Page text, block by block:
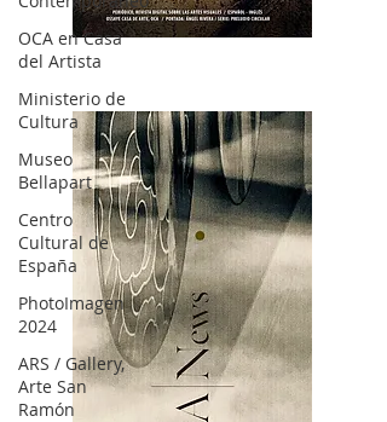
OCA en Casa
del Artista
Ministerio de
Cultura
Museo
Bellapart
Centro
Cultural de
España
PhotoImagen
2024
ARS / Gallery,
Arte San
Ramón
OCA|News 28 / Julio-Agosto-Septiembre, 2023